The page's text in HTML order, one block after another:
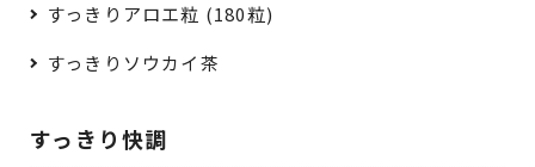
すっきりアロエ粒 (180粒)
すっきりソウカイ茶
すっきり快調